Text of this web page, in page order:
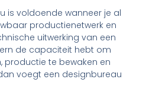
is voldoende wanneer je al
productienetwerk en
uitwerking van een
de capaciteit hebt om
productie te bewaken en
voegt een designbureau